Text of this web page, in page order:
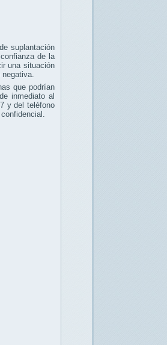
suplantación
de la
una situación
que podrían
inmediato al
y del teléfono